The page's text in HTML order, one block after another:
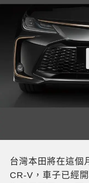
台灣本田將在這個
CR-V，車子已經